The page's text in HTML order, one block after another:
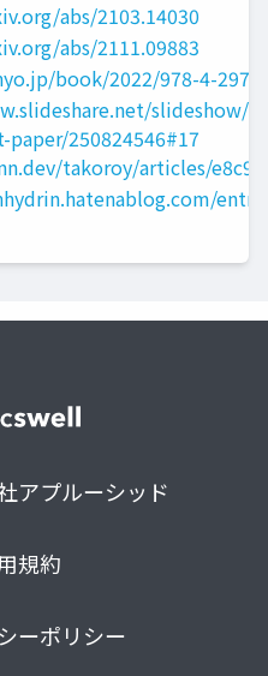
abs/2103.14030
abs/2111.09883
book/2022/978-4-297-
slideshow/
paper/250824546#17
takoroy/articles/
アプルーシッド
規約
ーポリシー